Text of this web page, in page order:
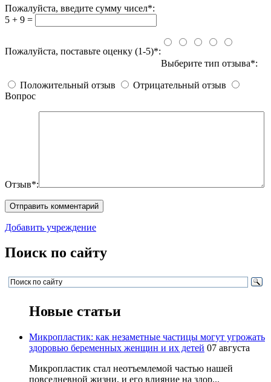
Пожалуйста, введите сумму чисел*:
5 + 9 =
Пожалуйста, поставьте оценку (1-5)*:
Выберите тип отзыва*:
Положительный отзыв
Отрицательный отзыв
Вопрос
Отзыв*:
Добавить учреждение
Поиск по сайту
Новые статьи
Микропластик: как незаметные частицы могут угрожать
здоровью беременных женщин и их детей 07 августа
Микропластик стал неотъемлемой частью нашей
повседневной жизни, и его влияние на здор...